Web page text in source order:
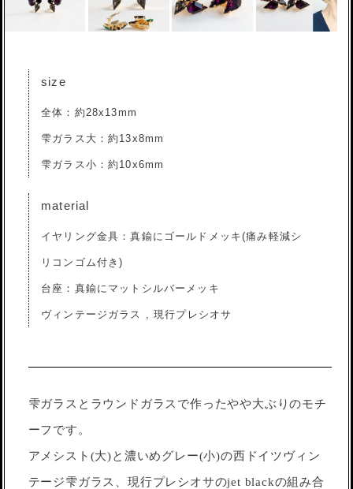
size
全体：約28x13mm
雫ガラス大：約13x8mm
雫ガラス小：約10x6mm
material
イヤリング金具：真鍮にゴールドメッキ(痛み軽減シ
リコンゴム付き)
台座：真鍮にマットシルバーメッキ
ヴィンテージガラス , 現行プレシオサ
雫ガラスとラウンドガラスで作ったやや大ぶりのモチ
ーフです。
アメシスト(大)と濃いめグレー(小)の西ドイツヴィン
テージ雫ガラス、現行プレシオサのjet blackの組み合